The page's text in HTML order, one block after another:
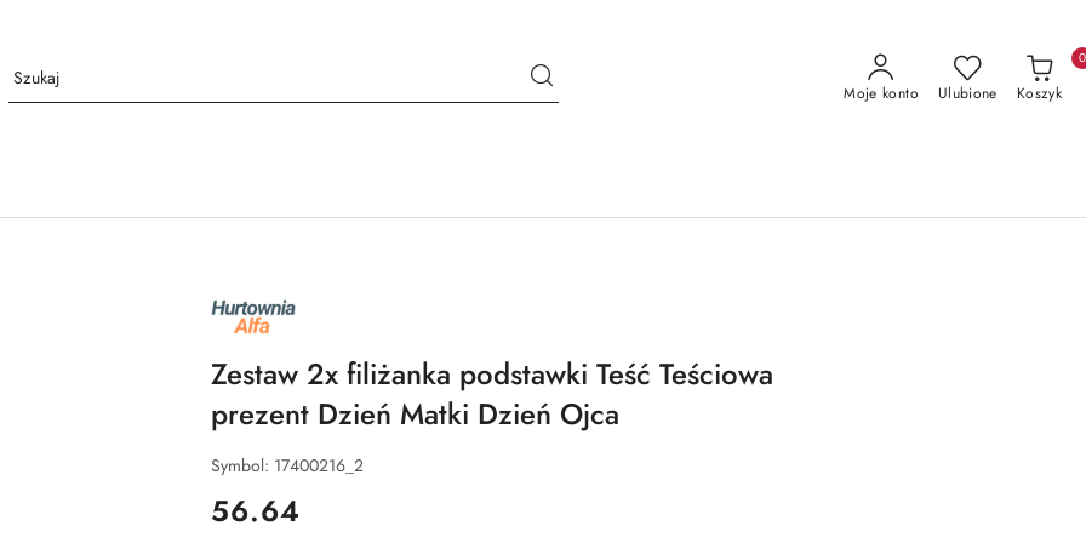
Moje konto Ulubione Koszyk
0
NAZWA
PRODUCENTA:
ALFA
Zestaw 2x filiżanka podstawki Teść Teściowa
prezent Dzień Matki Dzień Ojca
Symbol: 17400216_2
cena:
56.64